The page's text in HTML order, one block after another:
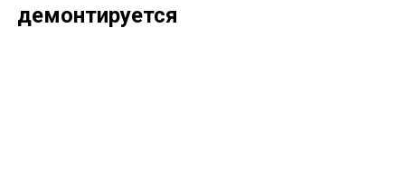
демонтируется